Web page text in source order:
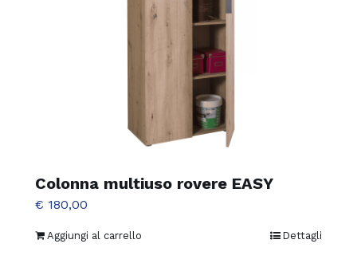
Colonna multiuso rovere EASY
€ 180,00
Aggiungi al carrello Dettagli